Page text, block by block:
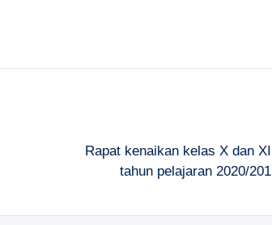
Rapat kenaikan kelas X dan XI
tahun pelajaran 2020/201